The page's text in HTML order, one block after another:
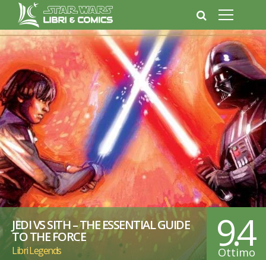
JEDI VS SITH – THE ESSENTIAL GUIDE
TO THE FORCE
Libri Legends 9.4
Ottimo